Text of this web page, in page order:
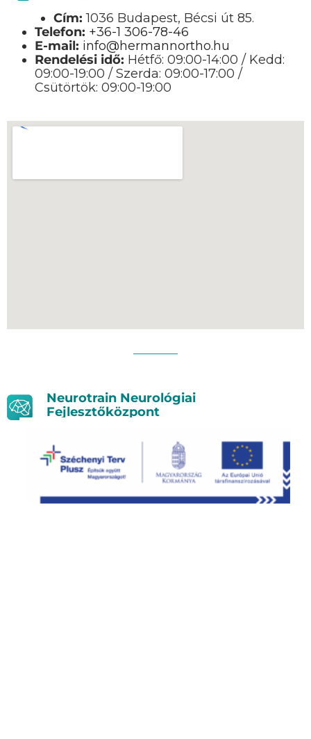
Cím: 1036 Budapest, Bécsi út 85.
Telefon: +36-1 306-78-46
E-mail: info@hermannortho.hu
Rendelési idő: Hétfő: 09:00-14:00 / Kedd:
09:00-19:00 / Szerda: 09:00-17:00 /
Csütörtök: 09:00-19:00
Neurotrain Neurológiai
Fejlesztőközpont
1036 Budapest, Lajos utca 91.
3.emelet /1.
Telefon:+36 1 306 78 46; +36 20 996 7846
info@neurotrain.hu
Rendelési idő:Hétfő: 09:00-14:00 / Kedd:
09:00-19:00 / Szerda: 09:00-17:00 /